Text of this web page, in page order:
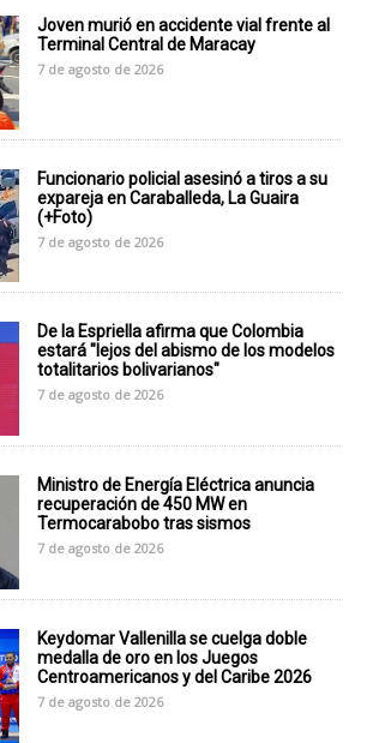
Joven murió en accidente vial frente al
Terminal Central de Maracay
7 de agosto de 2026
Funcionario policial asesinó a tiros a su
expareja en Caraballeda, La Guaira
(+Foto)
7 de agosto de 2026
De la Espriella afirma que Colombia
estará "lejos del abismo de los modelos
totalitarios bolivarianos"
7 de agosto de 2026
Ministro de Energía Eléctrica anuncia
recuperación de 450 MW en
Termocarabobo tras sismos
7 de agosto de 2026
Keydomar Vallenilla se cuelga doble
medalla de oro en los Juegos
Centroamericanos y del Caribe 2026
7 de agosto de 2026